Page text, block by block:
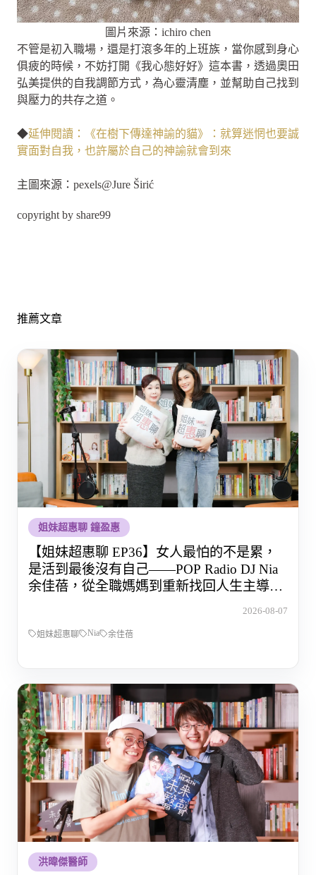
圖片來源：ichiro chen
不管是初入職場，還是打滾多年的上班族，當你感到身心
俱疲的時候，不妨打開《我心態好好》這本書，透過奧田
弘美提供的自我調節方式，為心靈清塵，並幫助自己找到
與壓力的共存之道。
◆延伸閱讀：《在樹下傳達神諭的貓》：就算迷惘也要誠
實面對自我，也許屬於自己的神諭就會到來
主圖來源：pexels@Jure Širić
copyright by share99
推薦文章
姐妹超惠聊 鐘盈惠
【姐妹超惠聊 EP36】女人最怕的不是累，
是活到最後沒有自己——POP Radio DJ Nia
余佳蓓，從全職媽媽到重新找回人生主導權
2026-08-07
姐妹超惠聊 Nia 余佳蓓
洪暐傑醫師